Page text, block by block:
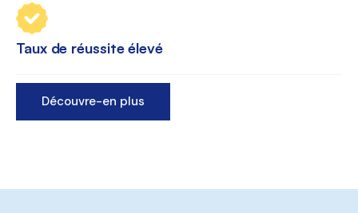
Taux de réussite élevé
Découvre-en plus